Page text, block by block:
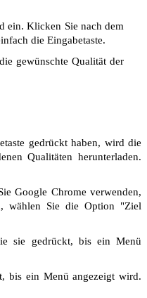
ein. Klicken Sie nach dem
die Eingabetaste.
gewünschte Qualität der
gedrückt haben, wird die
Qualitäten herunterladen.
Google Chrome verwenden,
wählen Sie die Option "Ziel
sie gedrückt, bis ein Menü
bis ein Menü angezeigt wird.